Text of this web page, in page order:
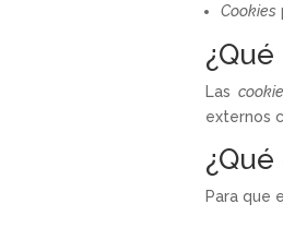
Cookies
Las
externos
Para que